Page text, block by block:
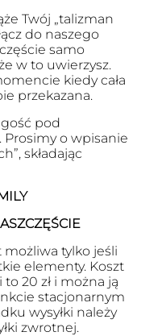
Twój „talizman
do naszego
samo
w to uwierzysz.
kiedy cała
przekazana.
pod
o wpisanie
składając
możliwa tylko jeśli
elementy. Koszt
20 zł i można ją
stacjonarnym
wysyłki należy
zwrotnej.